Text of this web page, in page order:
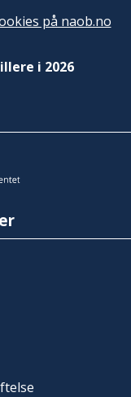
på naob.no
i 2026